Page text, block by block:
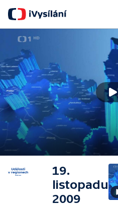
19.
listopadu
2009